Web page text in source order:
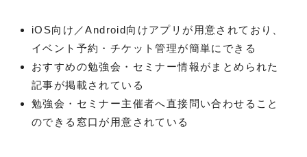
iOS向け／Android向けアプリが用意されており、
イベント予約・チケット管理が簡単にできる
おすすめの勉強会・セミナー情報がまとめられた
記事が掲載されている
勉強会・セミナー主催者へ直接問い合わせること
のできる窓口が用意されている